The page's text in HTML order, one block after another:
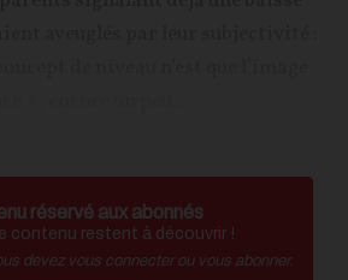
réservé aux abonnés
contenu restent à découvrir !
devez vous connecter ou vous abonner.